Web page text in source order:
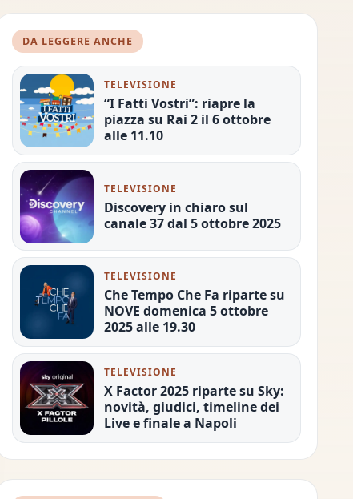
DA LEGGERE ANCHE
TELEVISIONE
“I Fatti Vostri”: riapre la
piazza su Rai 2 il 6 ottobre
alle 11.10
TELEVISIONE
Discovery in chiaro sul
canale 37 dal 5 ottobre 2025
TELEVISIONE
Che Tempo Che Fa riparte su
NOVE domenica 5 ottobre
2025 alle 19.30
TELEVISIONE
X Factor 2025 riparte su Sky:
novità, giudici, timeline dei
Live e finale a Napoli